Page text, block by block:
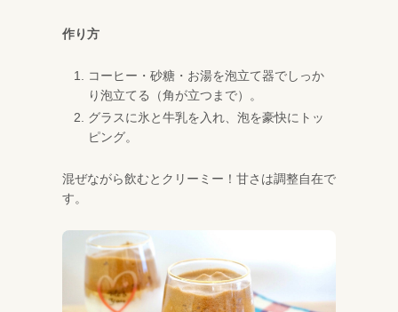
作り方
コーヒー・砂糖・お湯を泡立て器でしっか
り泡立てる（角が立つまで）。
グラスに氷と牛乳を入れ、泡を豪快にトッ
ピング。
混ぜながら飲むとクリーミー！甘さは調整自在で
す。